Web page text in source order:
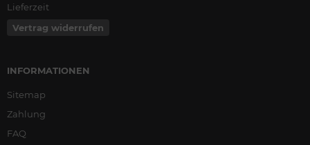
Lieferzeit
Vertrag widerrufen
INFORMATIONEN
Sitemap
Zahlung
FAQ